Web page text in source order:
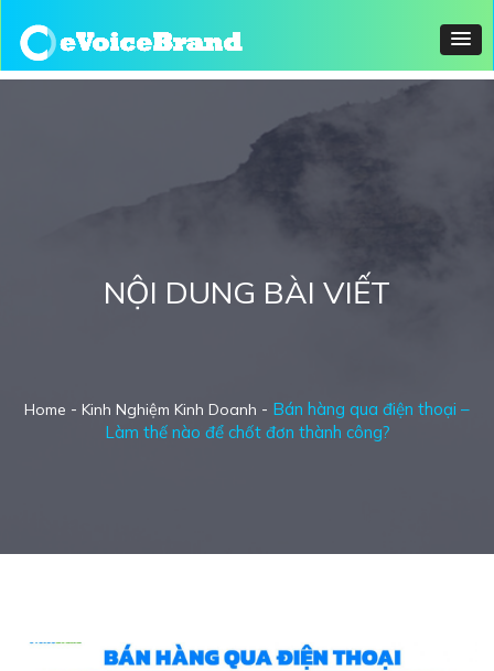
NỘI DUNG BÀI VIẾT
Home - Kinh Nghiệm Kinh Doanh - Bán hàng qua điện thoại –
Làm thế nào để chốt đơn thành công?